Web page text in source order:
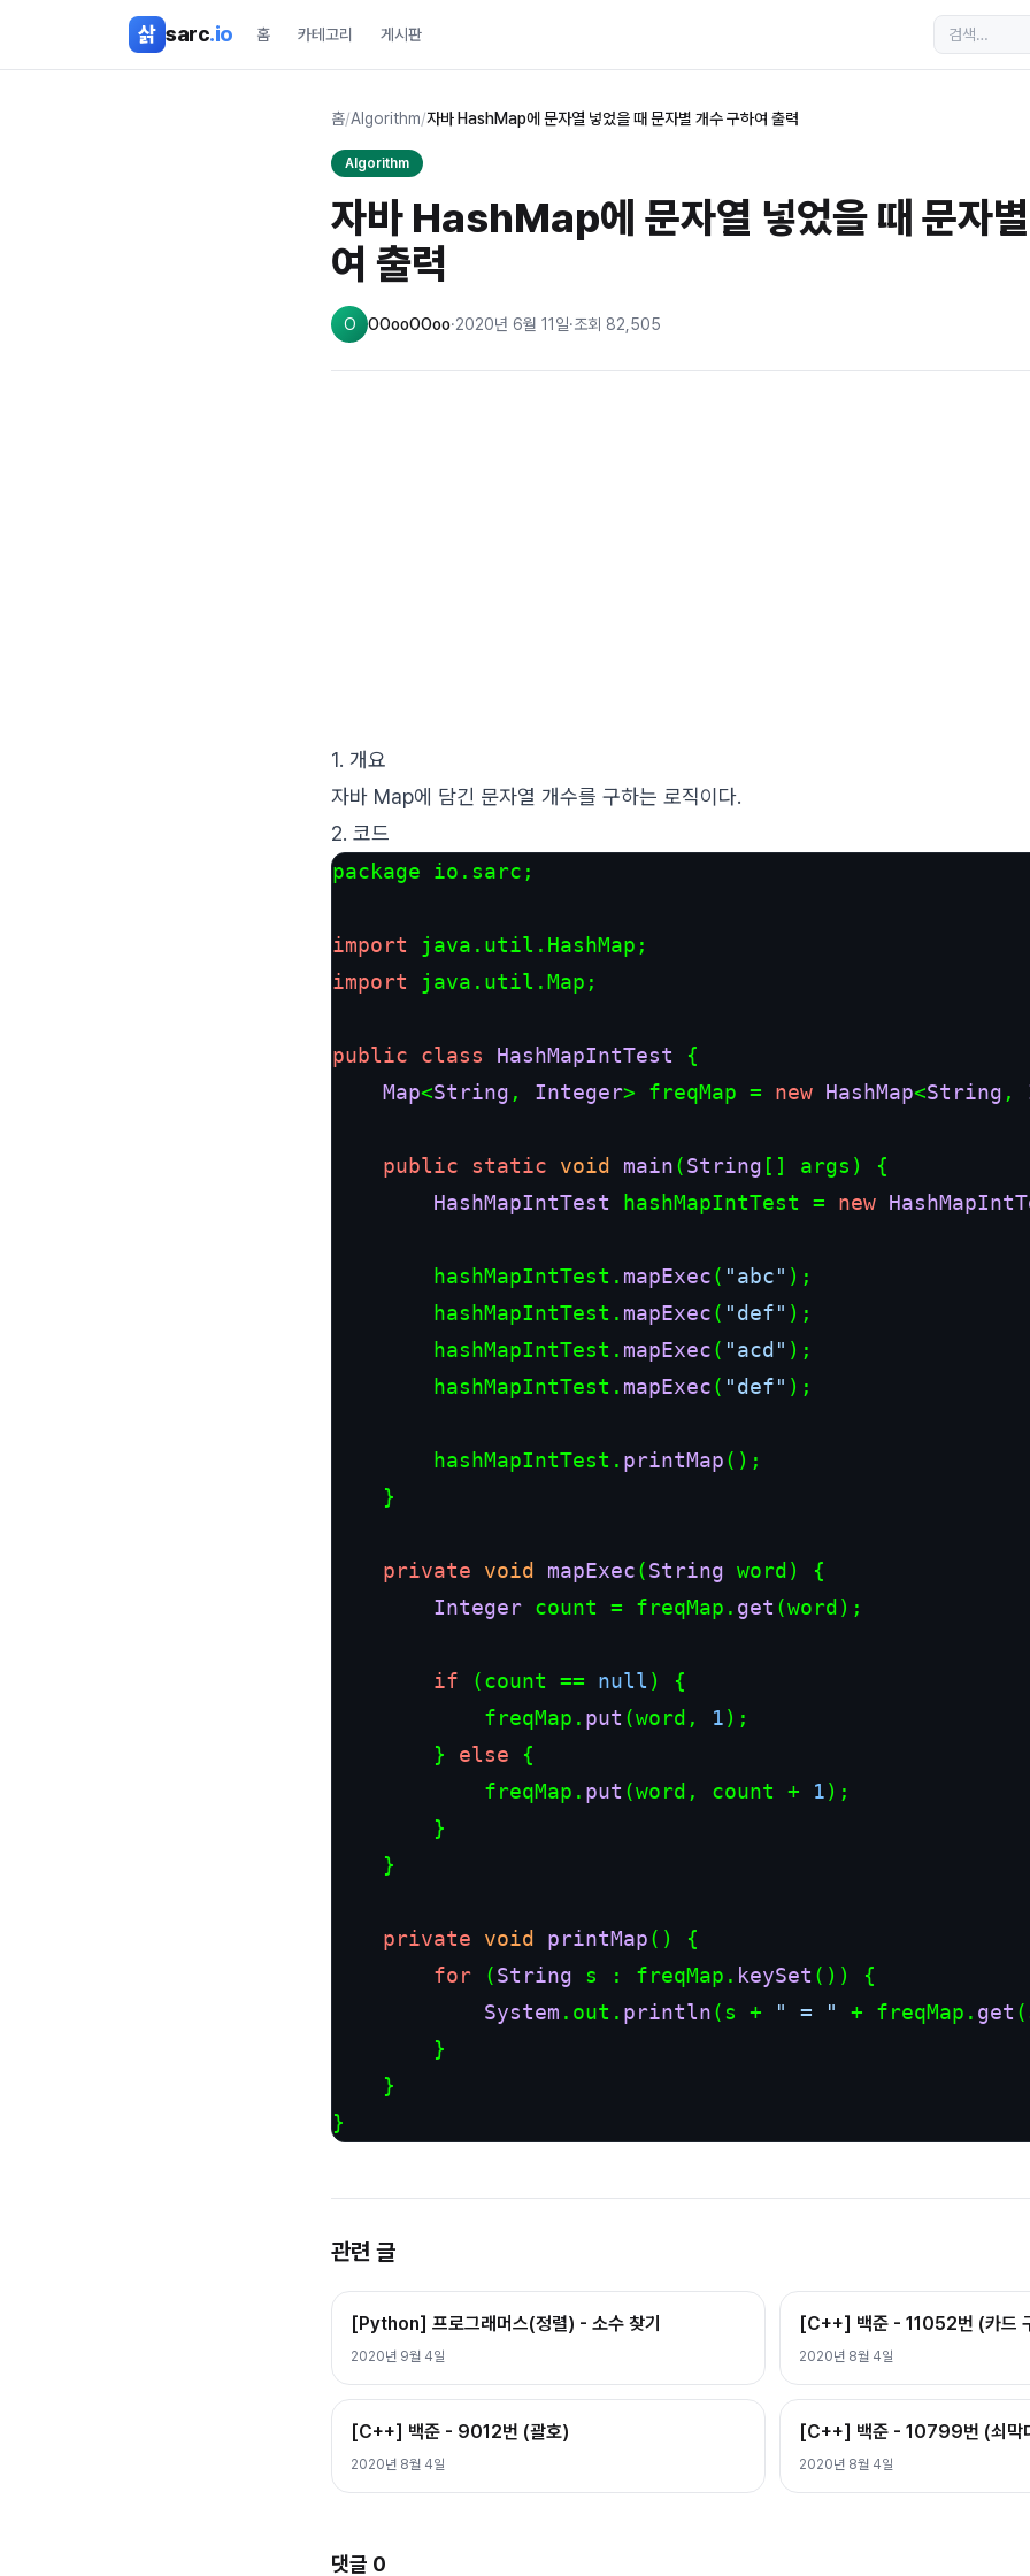
삵 sarc.io 홈 카테고리 게시판
홈/Algorithm/자바 HashMap에 문자열 넣었을 때 문자별 개수 구하여 출력
Algorithm
자바 HashMap에 문자열 넣었을 때 문자
여 출력
O OOooOOoo·2020년 6월 11일·조회 82,505
1. 개요
자바 Map에 담긴 문자열 개수를 구하는 로직이다.
2. 코드
package io. sarc ;
import java. util . HashMap
import java. util .Map ;
public class HashMapIntTest {
Map<String , Integer> freqMap = new HashMap<String ,
public static void main(String [] args ) {
HashMapIntTest hashMapIntTest = new
		hashMapIntTest.
mapExec( "abc" );
		hashMapIntTest.
mapExec( "def" );
		hashMapIntTest.
mapExec( "acd" );
		hashMapIntTest.
mapExec( "def" );
		hashMapIntTest.
printMap();
private void mapExec(String word ) {
Integer count = freqMap. get (word);
if (count == null ) {
			freqMap.
put (word, 1);
		}
else {
			freqMap.
put (word, count + 1);
private void printMap( ) {
for (String s : freqMap. keySet ()) {
System . out . println(s + " = " + freqMap. get
}
관련 글
[Python] 프로그래머스(정렬) - 소수 찾기
2020년 9월 4일
[C++] 백준 - 11052번 (카드
2020년 8월 4일
[C++] 백준 - 9012번 (괄호)
2020년 8월 4일
[C++] 백준 - 10799번 (쇠막
2020년 8월 4일
댓글 0